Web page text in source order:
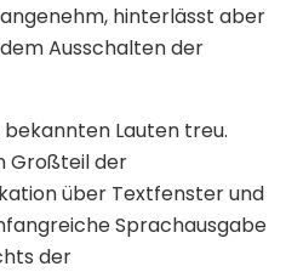
hinterlässt aber
Ausschalten der
Lauten treu.
Großteil der
über Textfenster und
Sprachausgabe
der